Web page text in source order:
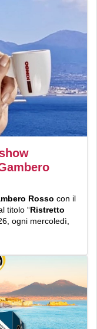
Rosso con il
titolo “Ristretto
ogni mercoledì,